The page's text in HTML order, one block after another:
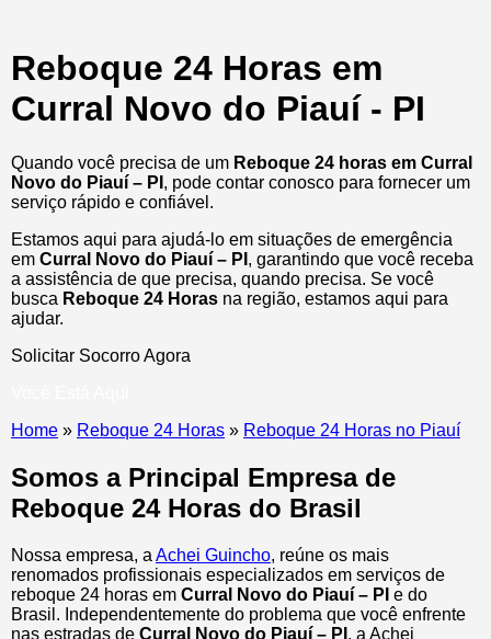
Reboque 24 Horas em
Curral Novo do Piauí - PI
Quando você precisa de um Reboque 24 horas em Curral
Novo do Piauí – PI , pode contar conosco para fornecer um
serviço rápido e confiável.
Estamos aqui para ajudá-lo em situações de emergência
em Curral Novo do Piauí – PI , garantindo que você receba
a assistência de que precisa, quando precisa. Se você
busca Reboque 24 Horas na região, estamos aqui para
ajudar.
Solicitar Socorro Agora
Home » Reboque 24 Horas » Reboque 24 Horas no Piauí
Somos a Principal Empresa de
Reboque 24 Horas do Brasil
Nossa empresa, a Achei Guincho, reúne os mais
renomados profissionais especializados em serviços de
reboque 24 horas em Curral Novo do Piauí – PI e do
Brasil . Independentemente do problema que você enfrente
nas estradas de Curral Novo do Piauí – PI , a Achei